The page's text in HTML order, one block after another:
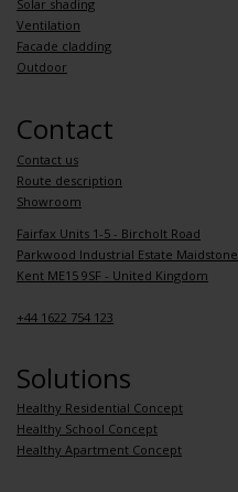
Solar shading
Ventilation
Facade cladding
Outdoor
Contact
Contact us
Route description
Showroom
Fairfax Units 1-5 - Bircholt Road
Parkwood Industrial Estate Maidstone
Kent ME15 9SF - United Kingdom
+44 1622 754 123
Solutions
Healthy Residential Concept
Healthy School Concept
Healthy Apartment Concept